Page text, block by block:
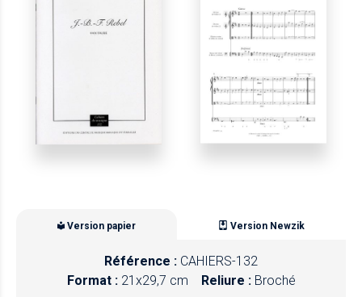
Version papier Version Newzik
Référence : CAHIERS-132
Format : 21x29,7 cm Reliure : Broché